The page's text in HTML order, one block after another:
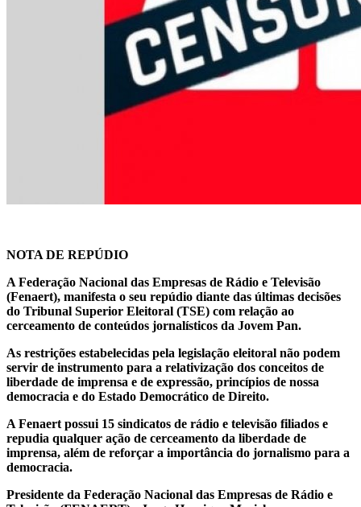
NOTA DE REPÚDIO
A Federação Nacional das Empresas de Rádio e Televisão
(Fenaert), manifesta o seu repúdio diante das últimas decisões
do Tribunal Superior Eleitoral (TSE) com relação ao
cerceamento de conteúdos jornalísticos da Jovem Pan.
As restrições estabelecidas pela legislação eleitoral não podem
servir de instrumento para a relativização dos conceitos de
liberdade de imprensa e de expressão, princípios de nossa
democracia e do Estado Democrático de Direito.
A Fenaert possui 15 sindicatos de rádio e televisão filiados e
repudia qualquer ação de cerceamento da liberdade de
imprensa, além de reforçar a importância do jornalismo para a
democracia.
Presidente da Federação Nacional das Empresas de Rádio e